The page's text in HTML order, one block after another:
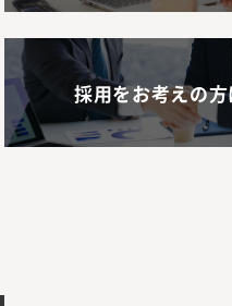
採用をお考えの